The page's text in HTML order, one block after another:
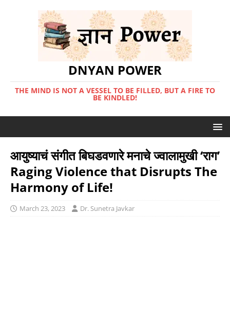
DNYAN POWER
THE MIND IS NOT A VESSEL TO BE FILLED, BUT A FIRE TO
BE KINDLED!
आयुष्याचं संगीत बिघडवणारे मनाचे ज्वालामुखी ‘राग’
Raging Violence that Disrupts The
Harmony of Life!
March 23, 2023 Dr. Sunetra Javkar